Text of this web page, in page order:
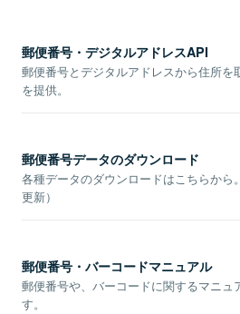
郵便番号・デジタルアドレスAPI
郵便番号とデジタルアドレスから住所を
を提供。
郵便番号データのダウンロード
各種データのダウンロードはこちらから
更新）
郵便番号・バーコードマニュアル
郵便番号や、バーコードに関するマニュ
す。